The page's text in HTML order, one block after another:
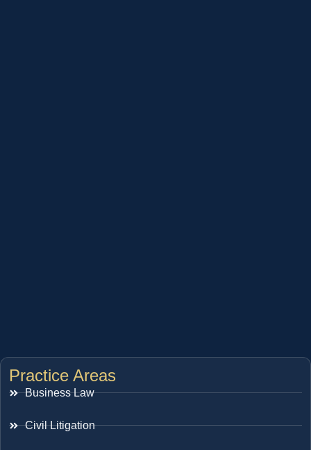
Practice Areas
Business Law
Civil Litigation